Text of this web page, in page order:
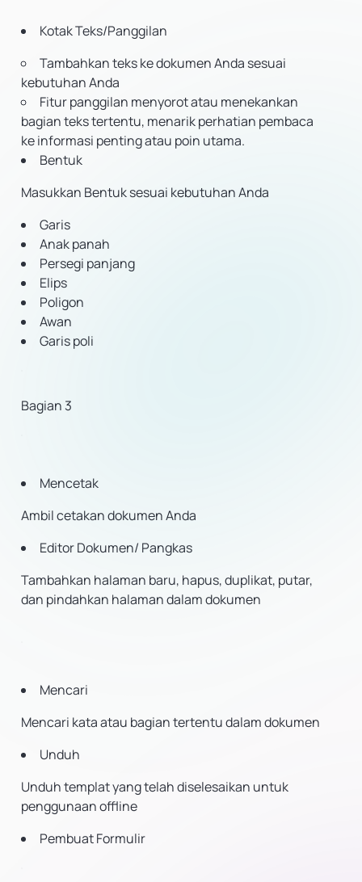
Kotak Teks/Panggilan
Tambahkan teks ke dokumen Anda sesuai
kebutuhan Anda
Fitur panggilan menyorot atau menekankan
bagian teks tertentu, menarik perhatian pembaca
ke informasi penting atau poin utama.
Bentuk
Masukkan Bentuk sesuai kebutuhan Anda
Garis
Anak panah
Persegi panjang
Elips
Poligon
Awan
Garis poli
Bagian 3
Mencetak
Ambil cetakan dokumen Anda
Editor Dokumen/ Pangkas
Tambahkan halaman baru, hapus, duplikat, putar,
dan pindahkan halaman dalam dokumen
Mencari
Mencari kata atau bagian tertentu dalam dokumen
Unduh
Unduh templat yang telah diselesaikan untuk
penggunaan offline
Pembuat Formulir